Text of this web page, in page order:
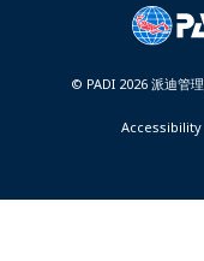
© PADI 2026 派迪管
Accessibility